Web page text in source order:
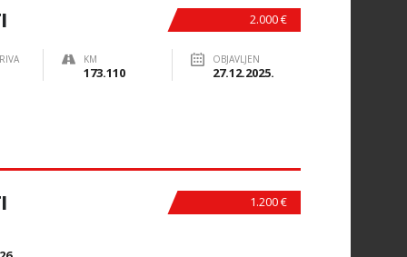
2.000 €
KM
173.110
OBJAVLJEN
27.12.2025.
1.200 €